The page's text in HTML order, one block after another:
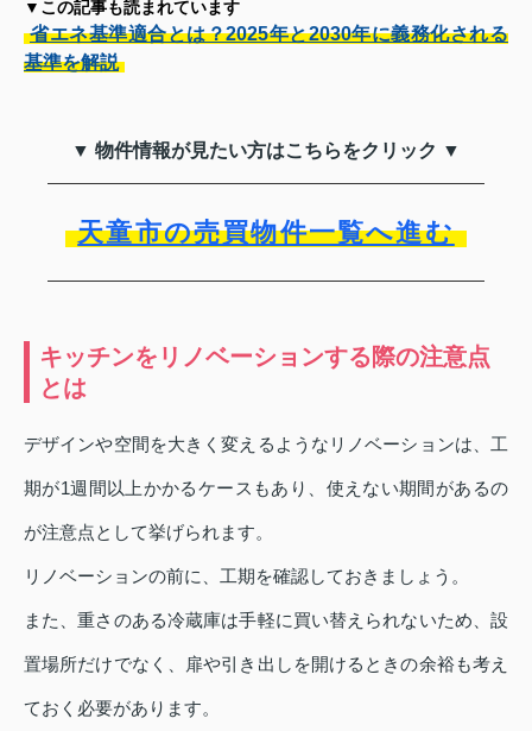
▼この記事も読まれています
省エネ基準適合とは？2025年と2030年に義務化される
基準を解説
▼ 物件情報が見たい方はこちらをクリック ▼
天童市の売買物件一覧へ進む
キッチンをリノベーションする際の注意点
とは
デザインや空間を大きく変えるようなリノベーションは、工
期が1週間以上かかるケースもあり、使えない期間があるの
が注意点として挙げられます。
リノベーションの前に、工期を確認しておきましょう。
また、重さのある冷蔵庫は手軽に買い替えられないため、設
置場所だけでなく、扉や引き出しを開けるときの余裕も考え
ておく必要があります。